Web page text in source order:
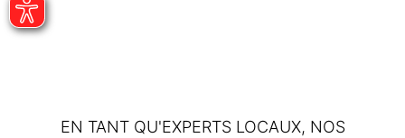
EN TANT QU'EXPERTS LOCAUX, NOS